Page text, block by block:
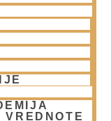
VREDNOTE
preselil v
Vrindavani,
na